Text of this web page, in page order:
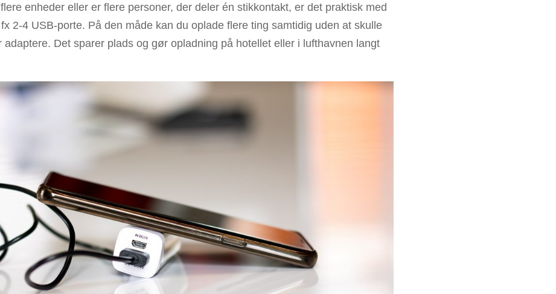
enheder eller er flere personer, der deler én stikkontakt, er det praktisk med
2-4 USB-porte. På den måde kan du oplade flere ting samtidig uden at skulle
adaptere. Det sparer plads og gør opladning på hotellet eller i lufthavnen langt